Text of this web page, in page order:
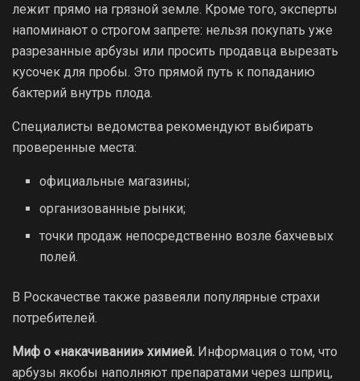
лежит прямо на грязной земле. Кроме того, эксперты
напоминают о строгом запрете: нельзя покупать уже
разрезанные арбузы или просить продавца вырезать
кусочек для пробы. Это прямой путь к попаданию
бактерий внутрь плода.
Специалисты ведомства рекомендуют выбирать
проверенные места:
официальные магазины;
организованные рынки;
точки продаж непосредственно возле бахчевых
полей.
В Роскачестве также развеяли популярные страхи
потребителей.
Миф о «накачивании» химией. Информация о том, что
арбузы якобы наполняют препаратами через шприц,